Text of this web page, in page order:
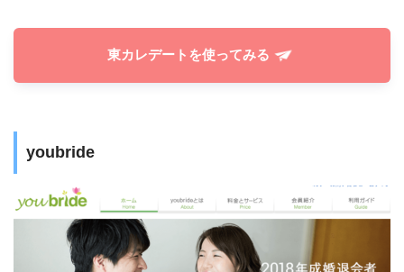
東カレデートを使ってみる
youbride